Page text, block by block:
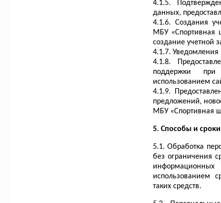
4.1.5.
данных,
4.1.6. Создания
МБУ «Спортивная
создание учетной
4.1.7. Уведомления
4.1.8.
поддержки
использованием
4.1.9.
предложений,
МБУ «Спортивная
5. Способы и
5.1. Обработка
без ограничения
использованием
таких средств.